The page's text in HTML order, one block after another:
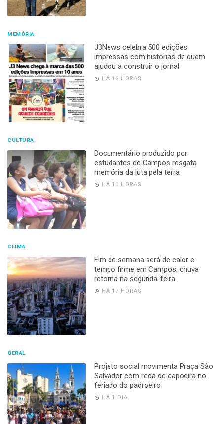
MEMÓRIA
J3News celebra 500 edições
impressas com histórias de quem
ajudou a construir o jornal
HÁ 16 HORAS
CULTURA
Documentário produzido por
estudantes de Campos resgata
memória da luta pela terra
HÁ 16 HORAS
CLIMA
Fim de semana será de calor e
tempo firme em Campos; chuva
retorna na segunda-feira
HÁ 17 HORAS
GERAL
Projeto social movimenta Praça São
Salvador com roda de capoeira no
feriado do padroeiro
HÁ 1 DIA